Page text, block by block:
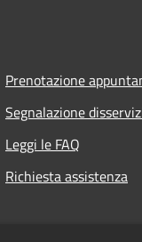
Prenotazione
Segnalazione
Leggi le FAQ
Richiesta assistenza